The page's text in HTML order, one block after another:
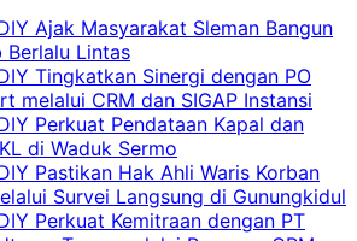
Ajak Masyarakat Sleman Bangun
Berlalu Lintas
Tingkatkan Sinergi dengan PO
melalui CRM dan SIGAP Instansi
Perkuat Pendataan Kapal dan
di Waduk Sermo
Pastikan Hak Ahli Waris Korban
Survei Langsung di Gunungkidul
Perkuat Kemitraan dengan PT